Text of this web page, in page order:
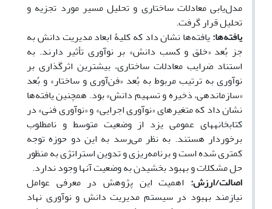
مدل‌یابی معادلات ساختاری و تحلیل مسیر مورد تجزیه و
تحلیل قرار گرفت.
یافته‌ها:یافته‌ها نشان داد که کلیۀ ابعاد مدیریت دانش به
جز بُعد «خلق و کسب دانش» بر نوآوری تأثیر دارند. به
استناد ضرایب معادلات ساختاری، بیشترین اثرگذاری بر
نوآوری به ترتیب مربوط به بُعد «فن‌آوری و ساختار» و بُعد
«سازماندهی، ذخیره و تسهیم دانش» بود. همچنین یافتهها
نشان داد که متغیرهای «نوآوری اجرایی» و «نوآوری فنی» در
کتابخانه­های عمومی یزد از وضعیت متوسط و نامطلوب
برخوردار هستند. به نظر می‌رسد به این دو حوزه توجه
کمتری شده است و برنامه‌ریزی و تدوین استراتژی به منظور
حل مشکلات و بهبود بخشیدن به وضعیت آنها وجود ندارد.
اصالت/ارزش: اهمیت این پژوهش در معرفی عوامل
نیازمند بهبود در سیستم مدیریت دانش و نوآوری نهاد